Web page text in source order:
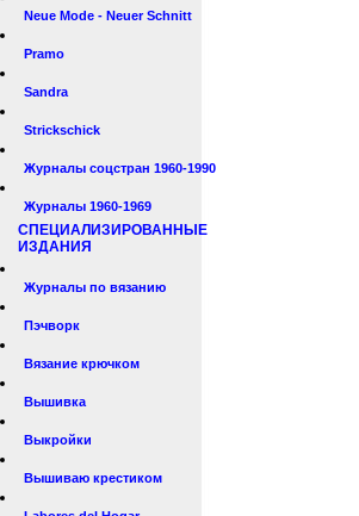
Neue Mode - Neuer Schnitt
Pramo
Sandra
Strickschick
Журналы соцстран 1960-1990
Журналы 1960-1969
СПЕЦИАЛИЗИРОВАННЫЕ
ИЗДАНИЯ
Журналы по вязанию
Пэчворк
Вязание крючком
Вышивка
Выкройки
Вышиваю крестиком